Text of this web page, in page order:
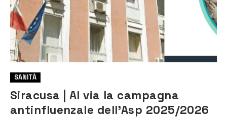
SANITÀ
Siracusa | Al via la campagna
antinfluenzale dell’Asp 2025/2026